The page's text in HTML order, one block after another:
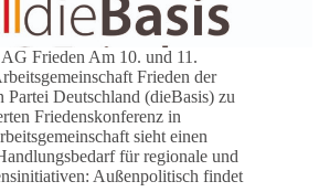
Frieden Am 10. und 11.
Frieden der
Partei Deutschland (dieBasis) zu
Friedenskonferenz in
sieht einen
für regionale und
Außenpolitisch findet